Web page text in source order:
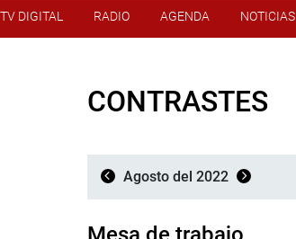
TV DIGITAL RADIO AGENDA NOTICIAS
CONTRASTES
Agosto del 2022